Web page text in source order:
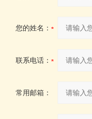
您的姓名：
联系电话：
常用邮箱：